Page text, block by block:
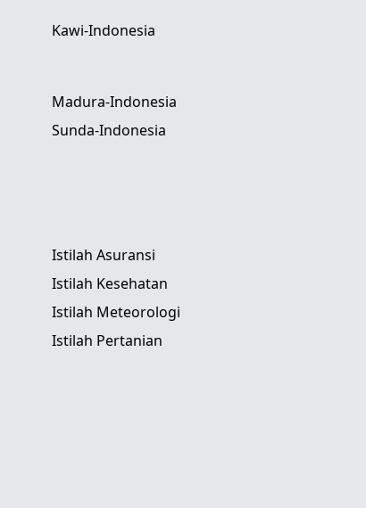
Kawi-Indonesia
Madura-Indonesia
Sunda-Indonesia
Istilah Asuransi
Istilah Kesehatan
Istilah Meteorologi
Istilah Pertanian